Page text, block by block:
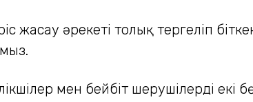
жасау әрекеті толық тергеліп
мен бейбіт шерушілерді екі